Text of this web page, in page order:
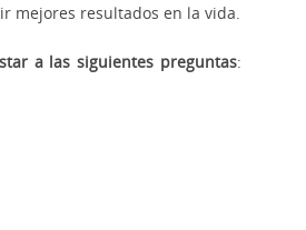
mejores resultados en la vida.
a las siguientes preguntas: